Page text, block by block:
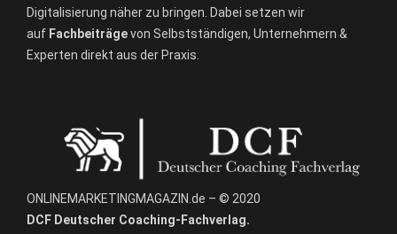
Digitalisierung näher zu bringen. Dabei setzen wir
auf Fachbeiträgevon Selbstständigen, Unternehmern &
Experten direkt aus der Praxis.
ONLINEMARKETINGMAGAZIN.de – © 2020
DCF Deutscher Coaching-Fachverlag.